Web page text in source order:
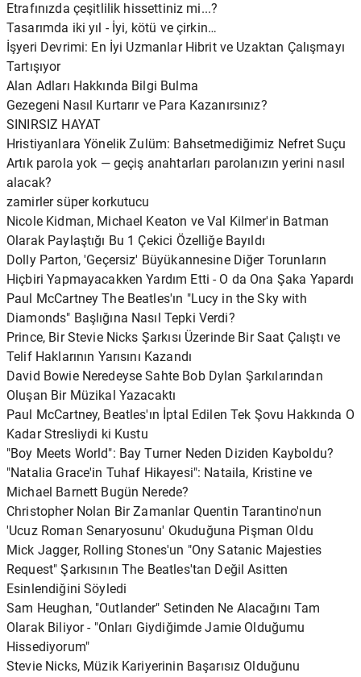
Etrafınızda çeşitlilik hissettiniz mi...?
Tasarımda iki yıl - İyi, kötü ve çirkin…
İşyeri Devrimi: En İyi Uzmanlar Hibrit ve Uzaktan Çalışmayı
Tartışıyor
Alan Adları Hakkında Bilgi Bulma
Gezegeni Nasıl Kurtarır ve Para Kazanırsınız?
SINIRSIZ HAYAT
Hristiyanlara Yönelik Zulüm: Bahsetmediğimiz Nefret Suçu
Artık parola yok — geçiş anahtarları parolanızın yerini nasıl
alacak?
zamirler süper korkutucu
Nicole Kidman, Michael Keaton ve Val Kilmer'in Batman
Olarak Paylaştığı Bu 1 Çekici Özelliğe Bayıldı
Dolly Parton, 'Geçersiz' Büyükannesine Diğer Torunların
Hiçbiri Yapmayacakken Yardım Etti - O da Ona Şaka Yapardı
Paul McCartney The Beatles'ın "Lucy in the Sky with
Diamonds" Başlığına Nasıl Tepki Verdi?
Prince, Bir Stevie Nicks Şarkısı Üzerinde Bir Saat Çalıştı ve
Telif Haklarının Yarısını Kazandı
David Bowie Neredeyse Sahte Bob Dylan Şarkılarından
Oluşan Bir Müzikal Yazacaktı
Paul McCartney, Beatles'ın İptal Edilen Tek Şovu Hakkında O
Kadar Stresliydi ki Kustu
"Boy Meets World": Bay Turner Neden Diziden Kayboldu?
"Natalia Grace'in Tuhaf Hikayesi": Nataila, Kristine ve
Michael Barnett Bugün Nerede?
Christopher Nolan Bir Zamanlar Quentin Tarantino'nun
'Ucuz Roman Senaryosunu' Okuduğuna Pişman Oldu
Mick Jagger, Rolling Stones'un "Ony Satanic Majesties
Request" Şarkısının The Beatles'tan Değil Asitten
Esinlendiğini Söyledi
Sam Heughan, "Outlander" Setinden Ne Alacağını Tam
Olarak Biliyor - "Onları Giydiğimde Jamie Olduğumu
Hissediyorum"
Stevie Nicks, Müzik Kariyerinin Başarısız Olduğunu